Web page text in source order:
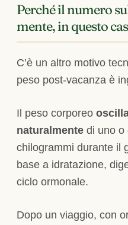
Perché il numero
mente, in questo
C’è un altro motivo
peso post-vacanza è
Il peso corporeo
naturalmente di uno o
chilogrammi durante il
base a idratazione,
ciclo ormonale.
Dopo un viaggio, con